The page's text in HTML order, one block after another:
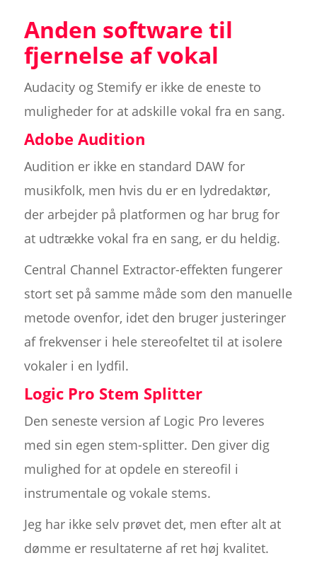
Anden software til
fjernelse af vokal
Audacity og Stemify er ikke de eneste to
muligheder for at adskille vokal fra en sang.
Adobe Audition
Audition er ikke en standard DAW for
musikfolk, men hvis du er en lydredaktør,
der arbejder på platformen og har brug for
at udtrække vokal fra en sang, er du heldig.
Central Channel Extractor-effekten fungerer
stort set på samme måde som den manuelle
metode ovenfor, idet den bruger justeringer
af frekvenser i hele stereofeltet til at isolere
vokaler i en lydfil.
Logic Pro Stem Splitter
Den seneste version af Logic Pro leveres
med sin egen stem-splitter. Den giver dig
mulighed for at opdele en stereofil i
instrumentale og vokale stems.
Jeg har ikke selv prøvet det, men efter alt at
dømme er resultaterne af ret høj kvalitet.